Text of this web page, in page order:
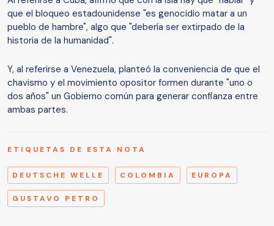
que el bloqueo estadounidense "es genocidio matar a un
pueblo de hambre", algo que "debería ser extirpado de la
historia de la humanidad".
Y, al referirse a Venezuela, planteó la conveniencia de que el
chavismo y el movimiento opositor formen durante "uno o
dos años" un Gobierno común para generar confianza entre
ambas partes.
ETIQUETAS DE ESTA NOTA
DEUTSCHE WELLE COLOMBIA EUROPA
GUSTAVO PETRO